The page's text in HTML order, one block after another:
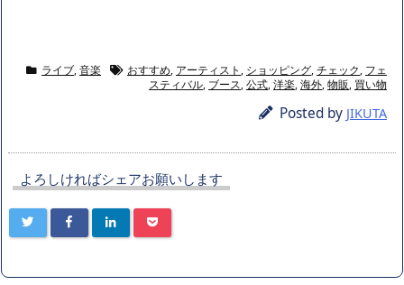
ライブ 音楽 おすすめ アーティスト ショッピング チェック フェ
スティバル ブース 公式 洋楽 海外 物販 買い物
Posted by JIKUTA
よろしければシェアお願いします